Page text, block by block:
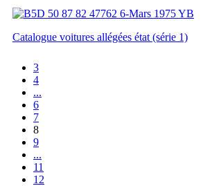
Catalogue voitures allégées état (série 1)
3
4
...
6
7
8
9
...
11
12